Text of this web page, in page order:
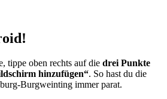
tippe oben rechts auf die drei Punkte
hinzufügen“. So hast du die
Burgweinting immer parat.